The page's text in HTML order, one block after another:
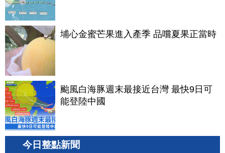
埔心金蜜芒果進入產季 品嚐夏果正當時
颱風白海豚週末最接近台灣 最快9日可
能登陸中國
今日整點新聞